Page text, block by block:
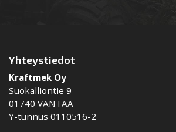
Yhteystiedot
Kraftmek Oy
Suokalliontie 9
01740 VANTAA
Y-tunnus 0110516-2